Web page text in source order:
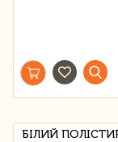
БІЛИЙ